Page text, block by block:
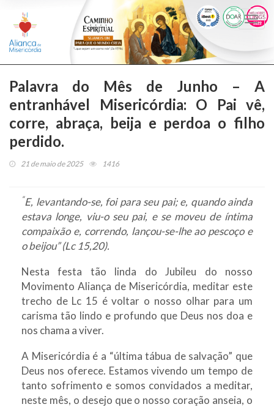
Palavra do Mês de Junho – A
entranhável Misericórdia: O Pai vê,
corre, abraça, beija e perdoa o filho
perdido.
21 de maio de 2025 1416
“E, levantando-se, foi para seu pai; e, quando ainda
estava longe, viu-o seu pai, e se moveu de íntima
compaixão e, correndo, lançou-se-lhe ao pescoço e
o beijou” (Lc 15,20).
Nesta festa tão linda do Jubileu do nosso
Movimento Aliança de Misericórdia, meditar este
trecho de Lc 15 é voltar o nosso olhar para um
carisma tão lindo e profundo que Deus nos doa e
nos chama a viver.
A Misericórdia é a “última tábua de salvação” que
Deus nos oferece. Estamos vivendo um tempo de
tanto sofrimento e somos convidados a meditar,
neste mês, o desejo que o nosso coração anseia, o